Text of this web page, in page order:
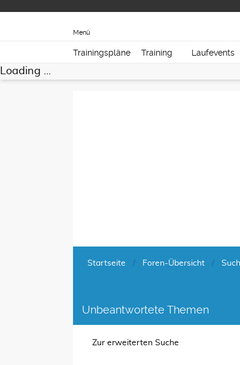
Menü
Trainingspläne Training Laufevents
Loading ...
Startseite Foren-Übersicht
Unbeantwortete Themen
Zur erweiterten Suche